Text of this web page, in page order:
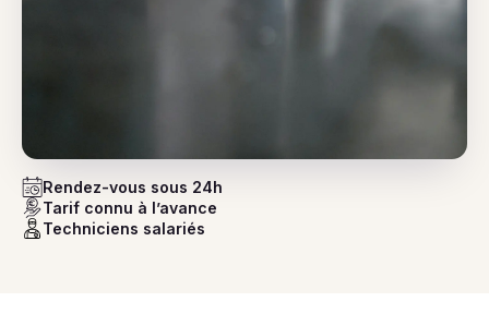
Rendez-vous sous 24h
Tarif connu à l’avance
Techniciens salariés